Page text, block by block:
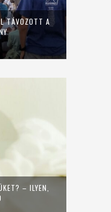
TÁVOZOTT A
– ILYEN,